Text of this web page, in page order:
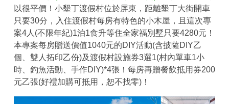
以很平價！小墾丁渡假村位於屏東，距離墾丁大街開車
只要30分，入住渡假村每房有特色的小木屋，且這次專
案4人(不限年紀)1泊1食升等住全家福別墅只要4280元！
本專案每房贈送價值1040元的DIY活動(含披薩DIY乙
個、雙人拓印乙份)及渡假村設施券3選1(村內單車1小
時、釣魚活動、手作DIY)*4張！每房再贈餐飲抵用券200
元乙張(好禮加購可抵用，恕不找零)！